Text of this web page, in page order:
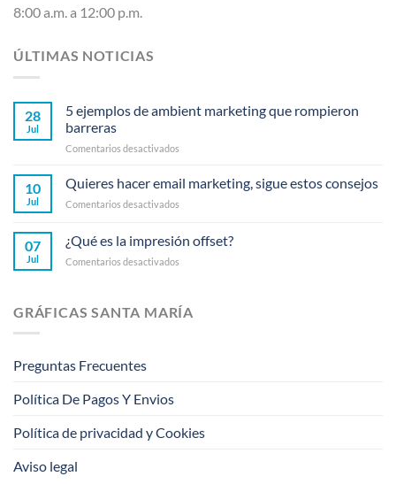
8:00 a.m. a 12:00 p.m.
ÚLTIMAS NOTICIAS
28
Jul
5 ejemplos de ambient marketing que rompieron
barreras
Comentarios desactivados
ejemplos
de
ambient
que
barreras
10
Jul
Quieres hacer email marketing, sigue estos consejos
Comentarios desactivados
email
marketing,
consejos
07
Jul
¿Qué es la impresión offset?
Comentarios desactivados
la
impresión
GRÁFICAS SANTA MARÍA
Preguntas Frecuentes
Política De Pagos Y Envios
Política de privacidad y Cookies
Aviso legal